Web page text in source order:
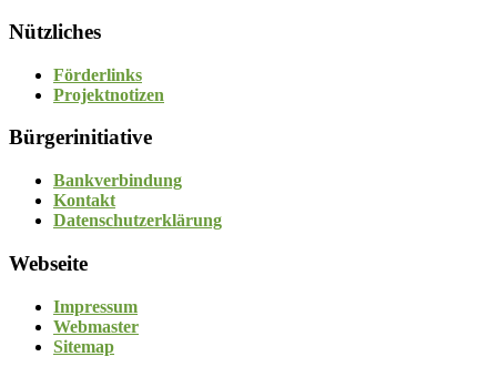
Nützliches
Förderlinks
Projektnotizen
Bürgerinitiative
Bankverbindung
Kontakt
Datenschutzerklärung
Webseite
Impressum
Webmaster
Sitemap